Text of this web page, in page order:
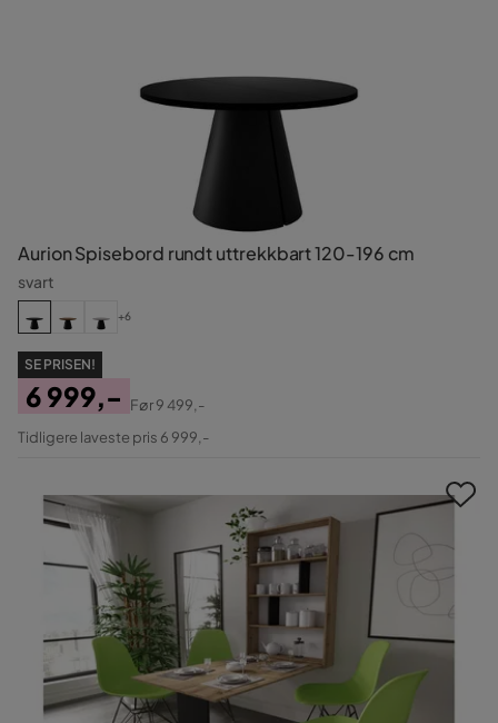
Aurion Spisebord rundt uttrekkbart 120-196 cm
svart
+6
SE PRISEN!
Pris
6 999,-
Original
Før9 499,-
Tidligere laveste pris 6 999,-